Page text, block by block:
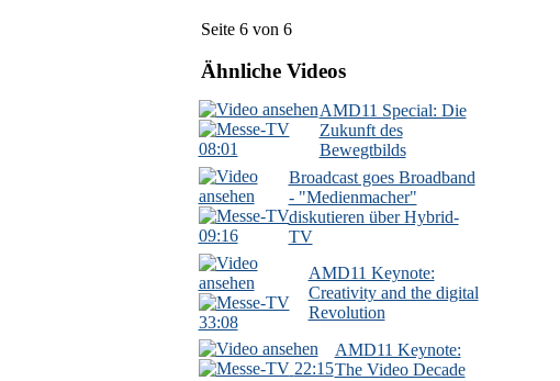
Seite 6 von 6
Ähnliche Videos
08:01
AMD11 Special: Die
Zukunft des
Bewegtbilds
09:16
Broadcast goes Broadband
- "Medienmacher"
diskutieren über Hybrid-
TV
33:08
AMD11 Keynote:
Creativity and the digital
Revolution
22:15
AMD11 Keynote:
The Video Decade